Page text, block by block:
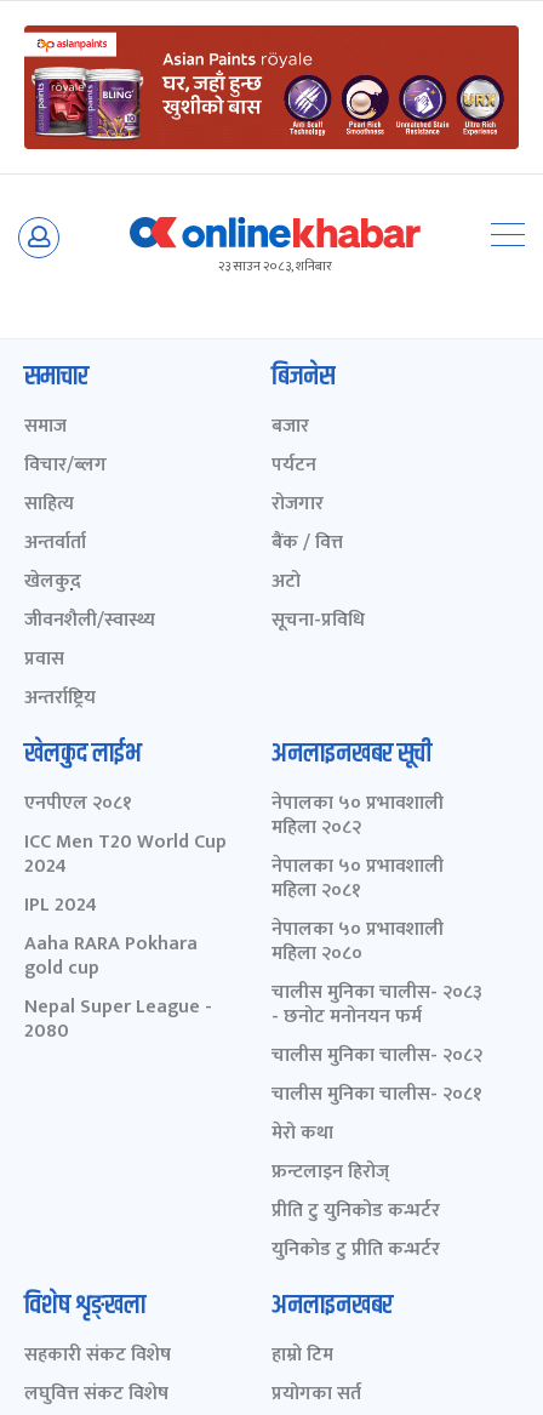
Skip
२३ साउन २०८३, शनिबार
समाचार
समाज
विचार/ब्लग
साहित्य
अन्तर्वार्ता
खेलकुद़़
जीवनशैली/स्वास्थ्य
प्रवास
अन्तर्राष्ट्रिय
बिजनेस
बजार
पर्यटन
रोजगार
बैंक / वित्त
अटो
सूचना-प्रविधि
खेलकुद लाईभ
एनपीएल २०८१
ICC Men T20 World Cup
2024
IPL 2024
Aaha RARA Pokhara
gold cup
Nepal Super League -
2080
अनलाइनखबर सूची
नेपालका ५० प्रभावशाली
महिला २०८२
नेपालका ५० प्रभावशाली
महिला २०८१
नेपालका ५० प्रभावशाली
महिला २०८०
चालीस मुनिका चालीस- २०८३
- छनोट मनोनयन फर्म
चालीस मुनिका चालीस- २०८२
चालीस मुनिका चालीस- २०८१
मेरो कथा
फ्रन्टलाइन हिरोज्
प्रीति टु युनिकोड कन्भर्टर
युनिकोड टु प्रीति कन्भर्टर
विशेष शृङ्खला
सहकारी संकट विशेष
लघुवित्त संकट विशेष
अनलाइनखबर
हाम्रो टिम
प्रयोगका सर्त